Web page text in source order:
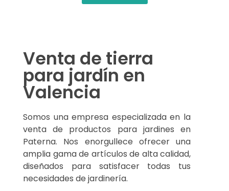
Venta de tierra
para jardín en
Valencia
Somos una empresa especializada en la
venta de productos para jardines en
Paterna. Nos enorgullece ofrecer una
amplia gama de artículos de alta calidad,
diseñados para satisfacer todas tus
necesidades de jardinería.